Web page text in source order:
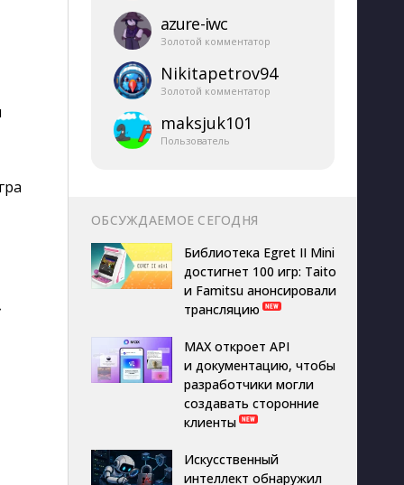
azure-​iwc
Золотой комментатор
Nikitapetrov94
Золотой комментатор
maksjuk101
Пользователь
ОБСУЖДАЕМОЕ СЕГОДНЯ
Библиотека Egret II Mini
достигнет 100 игр: Taito
и Famitsu анонсировали
трансляцию
MAX откроет API
и документацию, чтобы
разработчики могли
создавать сторонние
клиенты
Искусственный
интеллект обнаружил